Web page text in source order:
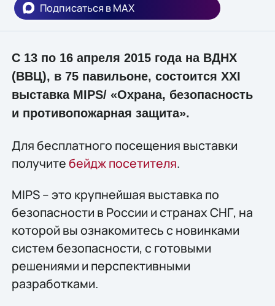
Подписаться в MAX
C 13 по 16 апреля 2015 года на ВДНХ
(ВВЦ), в 75 павильоне, состоится XXI
выставкa MIPS/ «Охрана, безопасность
и противопожарная защита».
Для бесплатного посещения выставки
получитебейдж посетителя.
MIPS – это крупнейшая выставка по
безопасности в России и странах СНГ, на
которой вы ознакомитесь с новинками
систем безопасности, с готовыми
решениями и перспективными
разработками.